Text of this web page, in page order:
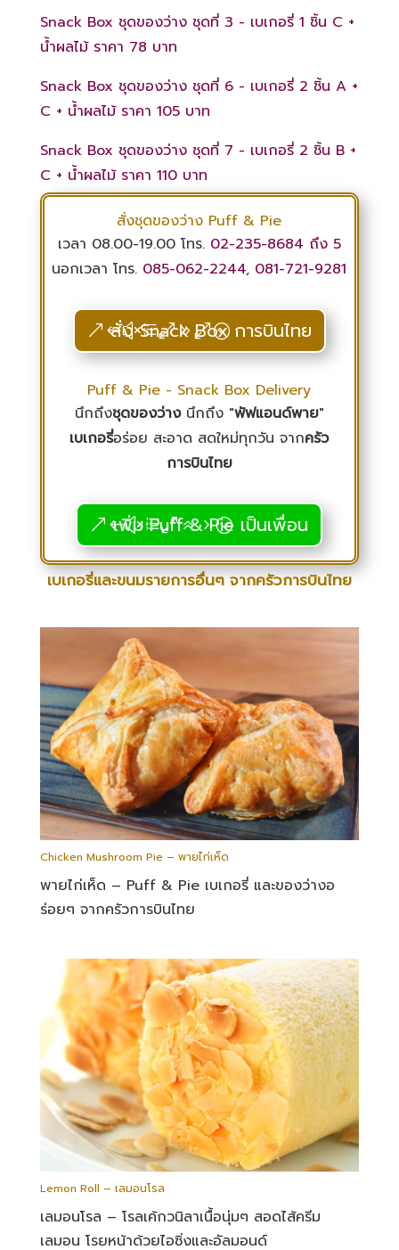
Snack Box ชุดของว่าง ชุดที่ 3 - เบเกอรี่ 1 ชิ้น C +
น้ำผลไม้ ราคา 78 บาท
Snack Box ชุดของว่าง ชุดที่ 6 - เบเกอรี่ 2 ชิ้น A +
C + น้ำผลไม้ ราคา 105 บาท
Snack Box ชุดของว่าง ชุดที่ 7 - เบเกอรี่ 2 ชิ้น B +
C + น้ำผลไม้ ราคา 110 บาท
สั่งชุดของว่าง Puff & Pie
เวลา 08.00-19.00 โทร. 02-235-8684 ถึง 5
นอกเวลา โทร. 085-062-2244, 081-721-9281
สั่ง Snack Box การบินไทย
Puff & Pie - Snack Box Delivery
นึกถึงชุดของว่างนึกถึง "พัฟแอนด์พาย"
เบเกอรี่อร่อย สะอาด สดใหม่ทุกวัน จากครัว
การบินไทย
เพิ่ม Puff & Pie เป็นเพื่อน
เบเกอรี่และขนมรายการอื่นๆ จากครัวการบินไทย
Chicken Mushroom Pie – พายไก่เห็ด
พายไก่เห็ด – Puff & Pie เบเกอรี่ และของว่างอ
ร่อยๆ จากครัวการบินไทย
Lemon Roll – เลมอนโรล
เลมอนโรล – โรลเค้กวนิลาเนื้อนุ่มๆ สอดไส้ครีม
เลมอน โรยหน้าด้วยไอซิ่งและอัลมอนด์